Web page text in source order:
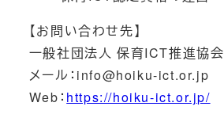
【お問い合わせ先】
一般社団法人 保育ICT推進協会
メール：info@hoiku-ict.or.jp
Web： https://hoiku-ict.or.jp/